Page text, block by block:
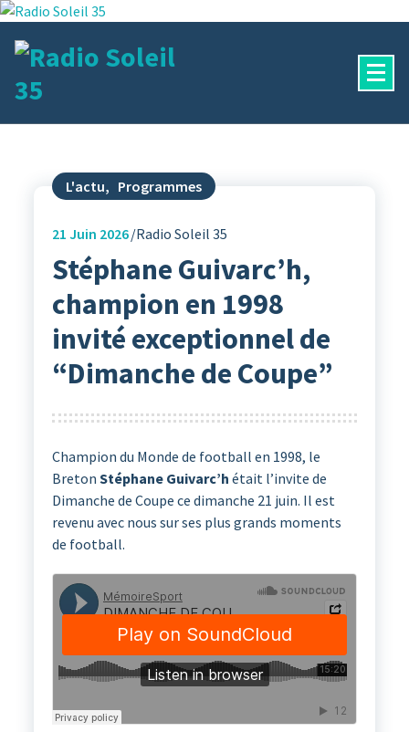
Aller
contenu
L'actu, Programmes
21 Juin 2026 Radio Soleil 35
Stéphane Guivarc’h,
champion en 1998
invité exceptionnel de
“Dimanche de Coupe”
Champion du Monde de football en 1998, le
Breton Stéphane Guivarc’h était l’invite de
Dimanche de Coupe ce dimanche 21 juin. Il est
revenu avec nous sur ses plus grands moments
de football.